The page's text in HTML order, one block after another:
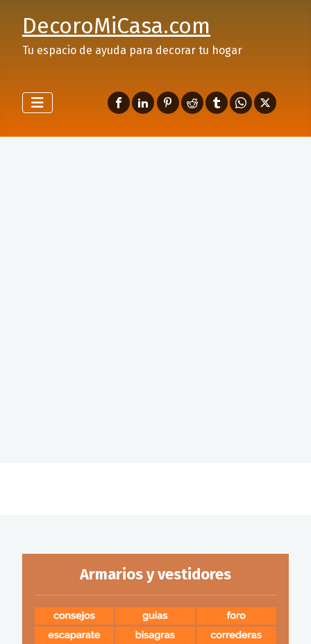
DecoroMiCasa.com
Tu espacio de ayuda para decorar tu hogar
Armarios y vestidores